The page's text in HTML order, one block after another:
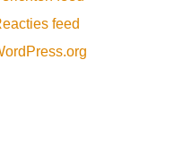
feed